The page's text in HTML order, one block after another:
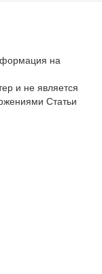
на
и не является
Статьи